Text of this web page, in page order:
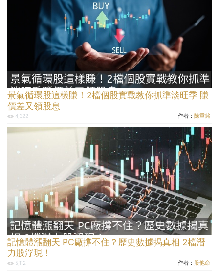
景氣循環股這樣賺！2檔個股實戰教你抓準淡旺季 賺
價差又領股息
4,322 作者： 陳重銘
記憶體漲翻天 PC廠撐不住？歷史數據揭真相 2檔潛
力股浮現！
5,112 作者： 股他命